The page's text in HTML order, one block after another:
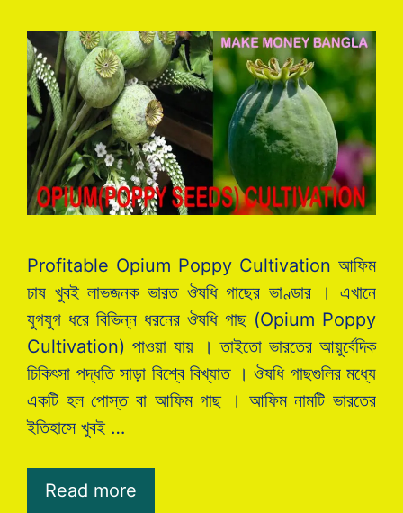
Profitable Opium Poppy Cultivation আফিম
চাষ খুবই লাভজনক ভারত ঔষধি গাছের ভাণ্ডার । এখানে
যুগযুগ ধরে বিভিন্ন ধরনের ঔষধি গাছ (Opium Poppy
Cultivation) পাওয়া যায় । তাইতো ভারতের আয়ুর্বেদিক
চিকিৎসা পদ্ধতি সাড়া বিশ্বে বিখ্যাত । ঔষধি গাছগুলির মধ্যে
একটি হল পোস্ত বা আফিম গাছ । আফিম নামটি ভারতের
ইতিহাসে খুবই …
Read more